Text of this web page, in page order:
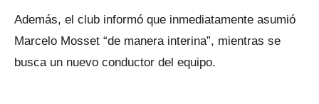
Además, el club informó que inmediatamente asumió
Marcelo Mosset “de manera interina”, mientras se
busca un nuevo conductor del equipo.